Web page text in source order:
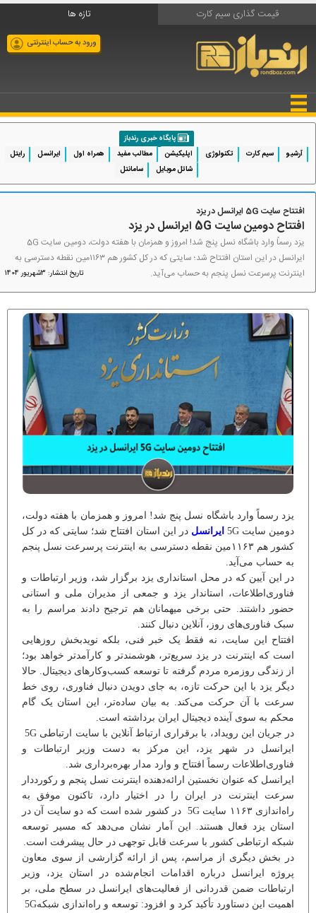
قیمت گذاری سیم کارت تازه ها
ورود به حساب اینترنتی
پایگاه خبری رندباز
آرشیو
سیم کارت تکنولوژی اپلیکیشن مطالب مفید همراه اول ایرانسل
رایتل
شاتل موبایل
سامانتل
افتتاح سایت 5G ایرانسل در یزد
افتتاح دومین سایت 5G ایرانسل در یزد
یزد رسماً وارد باشگاه نسل پنج شد! امروز و همزمان با هفته دولت، دومین سایت 5G
ایرانسل در این استان افتتاح شد؛ سایتی که در کل کشور هم ۱۱۶۳مین نقطه دسترسی به
اینترنت پرسرعت نسل پنجم به حساب می‌آید.
تاریخ انتشار: 3شهریور 1404
یزد رسماً وارد باشگاه نسل پنج شد! امروز و همزمان با هفته دولت،
دومین سایت 5G
ایرانسل در این استان افتتاح شد؛ سایتی که در کل
کشور هم ۱۱۶۳مین نقطه دسترسی به اینترنت پرسرعت نسل پنجم
به حساب می‌آید.
در این آیین که در محل استانداری یزد برگزار شد، وزیر ارتباطات و
فناوری‌اطلاعات، استاندار یزد و جمعی از مدیران ملی و استانی
حضور داشتند. حتی برخی میهمانان هم ترجیح دادند مراسم را به
سبک فناوری‌های روز، آنلاین دنبال کنند.
افتتاح این سایت، نه فقط یک خبر فنی، بلکه نویدبخش روزهایی
است که اینترنت در یزد سریع‌تر، هوشمندتر و کارآمدتر خواهد بود؛
از زندگی روزمره مردم گرفته تا توسعه کسب‌وکارهای دیجیتال. حالا
دیگر یزد با این حرکت تازه، به جای دویدن دنبال فناوری، روی خط
سرعت با آن حرکت می‌کند. به بیان ساده‌تر، این استان یک گام
محکم به سوی آینده دیجیتال ایران برداشته است.
در جریان این رویداد، با برقراری ارتباط آنلاین با سایت ارتباطی 5G
ایرانسل در شهر یزد، این مرکز به دست وزیر ارتباطات و
فناوری‌اطلاعات رسماً افتتاح و وارد مدار بهره‌برداری شد.
ایرانسل که عنوان نخستین ارائه‌دهنده اینترنت نسل پنجم و رکورددار
سرعت اینترنت در ایران را در اختیار دارد، تاکنون موفق به
راه‌اندازی ۱۱۶۳ سایت 5G در کشور شده است که دو سایت آن در
استان یزد فعال هستند. این آمار نشان می‌دهد که مسیر توسعه
شبکه ارتباطی کشور با سرعت قابل توجهی در حال پیشرفت است.
در بخش دیگری از مراسم، پس از ارائه گزارشی از سوی معاون
پروژه ایرانسل درباره اقدامات انجام‌شده در استان یزد، وزیر
ارتباطات ضمن قدردانی از فعالیت‌های ایرانسل در سطح ملی، بر
اهمیت این دستاورد تأکید کرد و افزود: توسعه و راه‌اندازی شبکه5G